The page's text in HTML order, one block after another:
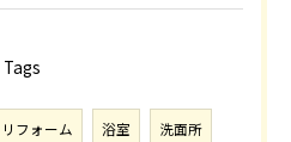
Tags
リフォーム 浴室 洗面所